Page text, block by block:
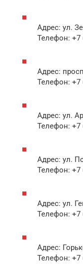
Адрес: ул.
Телефон: +7
Адрес:
Телефон: +7
Адрес: ул.
Телефон: +7
Адрес: ул.
Телефон: +7
Адрес: ул.
Телефон: +7
Адрес:
Телефон: +7